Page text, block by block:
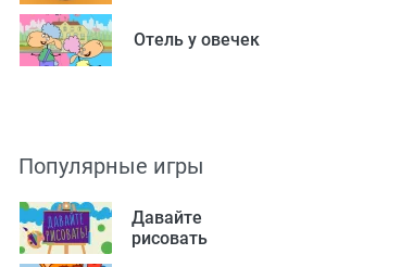
Отель у овечек
Популярные игры
Давайте
рисовать